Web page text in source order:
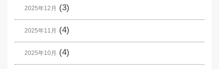
2025年12月 (3)
2025年11月 (4)
2025年10月 (4)